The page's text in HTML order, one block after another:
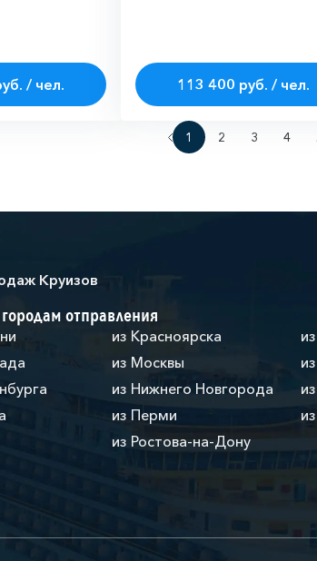
/ чел. 113 400 руб. / чел.
1 2 3 4
Круизов
отправления
из Красноярска
из Москвы
из Нижнего Новгорода
из Перми
из Ростова-на-Дону